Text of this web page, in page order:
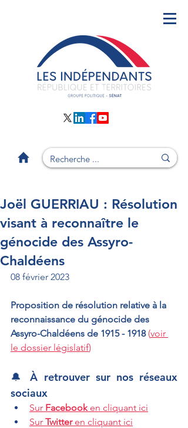
Joël GUERRIAU : Résolution
visant à reconnaître le
génocide des Assyro-
Chaldéens
08 février 2023
Proposition de résolution relative à la
reconnaissance du génocide des
Assyro-Chaldéens de 1915 - 1918 (voir
le dossier législatif)
🔔 À retrouver sur nos réseaux
sociaux
Sur Facebook en cliquant ici
Sur Twitter en cliquant ici